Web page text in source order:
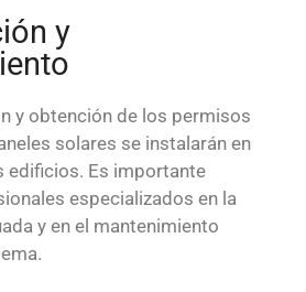
y
y obtención de los permisos
solares se instalarán en
edificios. Es importante
especializados en la
y en el mantenimiento